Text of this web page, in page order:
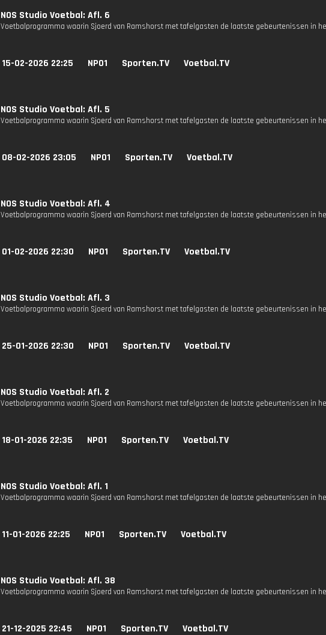
NOS Studio Voetbal: Afl. 6
Voetbalprogramma waarin Sjoerd van Ramshorst met tafelgasten de laatste gebeurtenissen in
15-02-2026 22:25 NPO1 Sporten.TV Voetbal.TV
NOS Studio Voetbal: Afl. 5
Voetbalprogramma waarin Sjoerd van Ramshorst met tafelgasten de laatste gebeurtenissen in
08-02-2026 23:05 NPO1 Sporten.TV Voetbal.TV
NOS Studio Voetbal: Afl. 4
Voetbalprogramma waarin Sjoerd van Ramshorst met tafelgasten de laatste gebeurtenissen in
01-02-2026 22:30 NPO1 Sporten.TV Voetbal.TV
NOS Studio Voetbal: Afl. 3
Voetbalprogramma waarin Sjoerd van Ramshorst met tafelgasten de laatste gebeurtenissen in
25-01-2026 22:30 NPO1 Sporten.TV Voetbal.TV
NOS Studio Voetbal: Afl. 2
Voetbalprogramma waarin Sjoerd van Ramshorst met tafelgasten de laatste gebeurtenissen in
18-01-2026 22:35 NPO1 Sporten.TV Voetbal.TV
NOS Studio Voetbal: Afl. 1
Voetbalprogramma waarin Sjoerd van Ramshorst met tafelgasten de laatste gebeurtenissen in
11-01-2026 22:25 NPO1 Sporten.TV Voetbal.TV
NOS Studio Voetbal: Afl. 38
Voetbalprogramma waarin Sjoerd van Ramshorst met tafelgasten de laatste gebeurtenissen in
21-12-2025 22:45 NPO1 Sporten.TV Voetbal.TV